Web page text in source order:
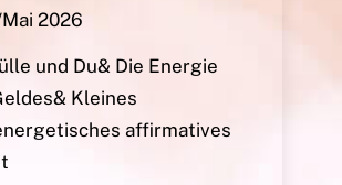
2026
und Du& Die Energie
Kleines
affirmatives